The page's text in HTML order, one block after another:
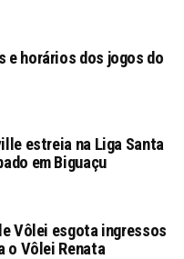
e horários dos jogos do
estreia na Liga Santa
em Biguaçu
Vôlei esgota ingressos
o Vôlei Renata